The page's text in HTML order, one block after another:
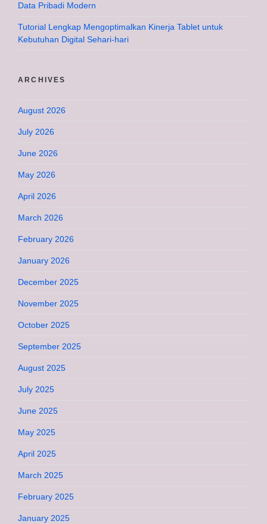
Data Pribadi Modern
Tutorial Lengkap Mengoptimalkan Kinerja Tablet untuk
Kebutuhan Digital Sehari-hari
ARCHIVES
August 2026
July 2026
June 2026
May 2026
April 2026
March 2026
February 2026
January 2026
December 2025
November 2025
October 2025
September 2025
August 2025
July 2025
June 2025
May 2025
April 2025
March 2025
February 2025
January 2025